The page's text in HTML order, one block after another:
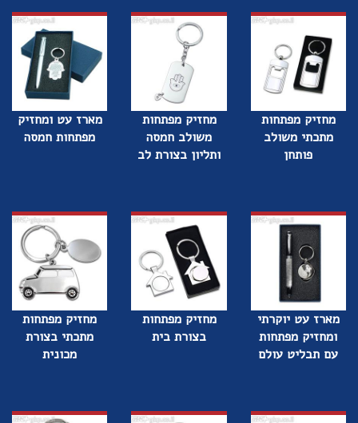
מחזיק מפתחות
מתכתי משולב
פותחן
מחזיק מפתחות
משולב חמסה
ותליון בצורת לב
מארז עט ומחזיק
מפתחות חמסה
מארז עט יוקרתי
ומחזיק מפתחות
עם תבליט עולם
מחזיק מפתחות
בצורת בית
מחזיק מפתחות
מתכתי בצורת
מכונית